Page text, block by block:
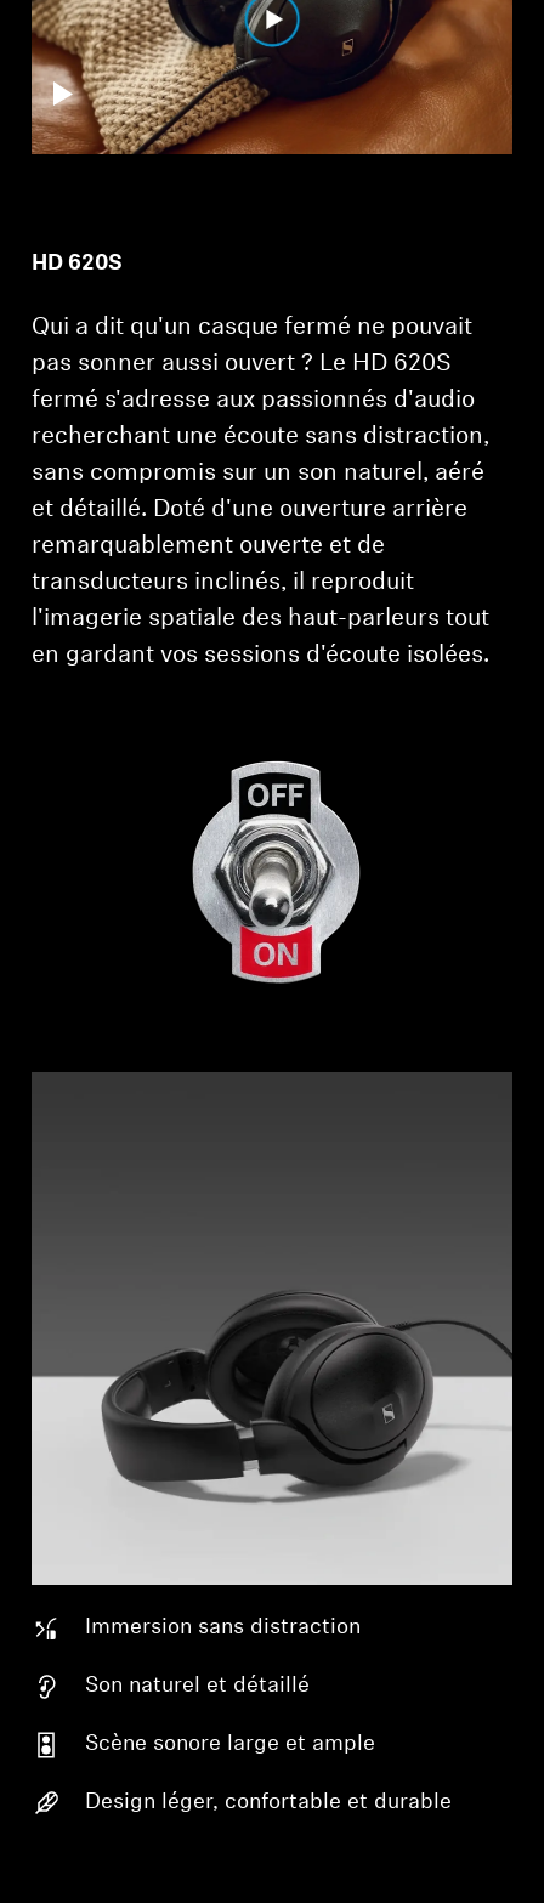
HD 620S
Qui a dit qu'un casque fermé ne pouvait
pas sonner aussi ouvert ? Le HD 620S
fermé s'adresse aux passionnés d'audio
recherchant une écoute sans distraction,
sans compromis sur un son naturel, aéré
et détaillé. Doté d'une ouverture arrière
remarquablement ouverte et de
transducteurs inclinés, il reproduit
l'imagerie spatiale des haut-parleurs tout
en gardant vos sessions d'écoute isolées.
Immersion sans distraction
Son naturel et détaillé
Scène sonore large et ample
Design léger, confortable et durable